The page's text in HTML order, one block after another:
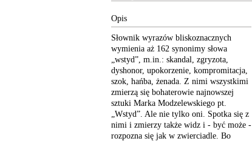
Opis
Słownik wyrazów bliskoznacznych
wymienia aż 162 synonimy słowa
„wstyd”, m.in.: skandal, zgryzota,
dyshonor, upokorzenie, kompromitacja,
szok, hańba, żenada. Z nimi wszystkimi
zmierzą się bohaterowie najnowszej
sztuki Marka Modzelewskiego pt.
„Wstyd”. Ale nie tylko oni. Spotka się z
nimi i zmierzy także widz i - być może -
rozpozna się jak w zwierciadle. Bo